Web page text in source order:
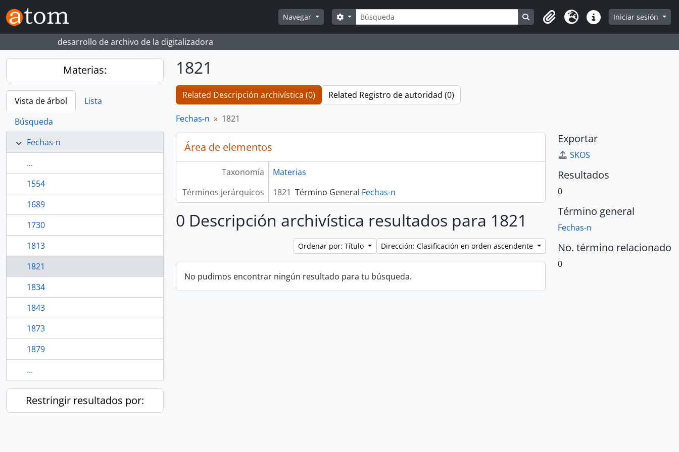
Skip to main content
Navegar
Búsqueda
Search options Search in browse page
Portapapeles
Idioma Enlaces rápidos
Iniciar sesión
desarrollo de archivo de la digitalizadora
Materias:
Vista de árbol
Lista
Búsqueda
Fechas-n
...
1554
1689
1730
1813
1821
1834
1843
1873
1879
...
Restringir resultados por:
1821
Related Descripción archivística (0) Related Registro de autoridad (0)
Fechas-n 1821
Área de elementos
Taxonomía
Materias
Términos jerárquicos
1821 Término General Fechas-n
0 Descripción archivística resultados para 1821
Ordenar por: Título Dirección: Clasificación en orden ascendente
No pudimos encontrar ningún resultado para tu búsqueda.
Exportar
SKOS
Resultados
0
Término general
Fechas-n
No. término relacionado
0